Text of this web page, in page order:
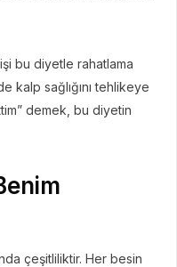
bu diyetle rahatlama
kalp sağlığını tehlikeye
demek, bu diyetin
çeşitliliktir. Her besin